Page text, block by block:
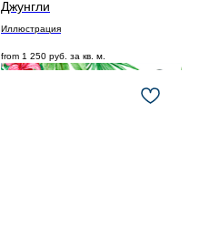
Джунгли
Иллюстрация
from 1 250 руб. за кв. м.